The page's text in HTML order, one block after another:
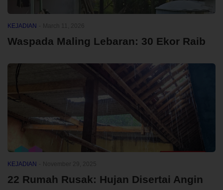
KEJADIAN
Waspada Maling Lebaran: 30 Ekor Raib
KEJADIAN
22 Rumah Rusak: Hujan Disertai Angin